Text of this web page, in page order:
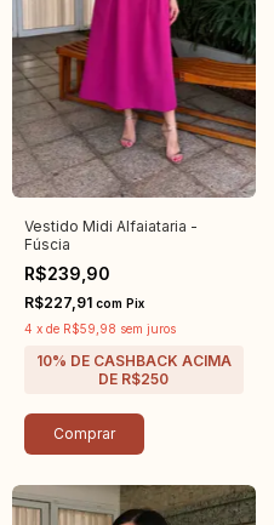
Vestido Midi Alfaiataria -
Fúscia
R$239,90
R$227,91 com Pix
4 x de R$59,98 sem juros
Comprar